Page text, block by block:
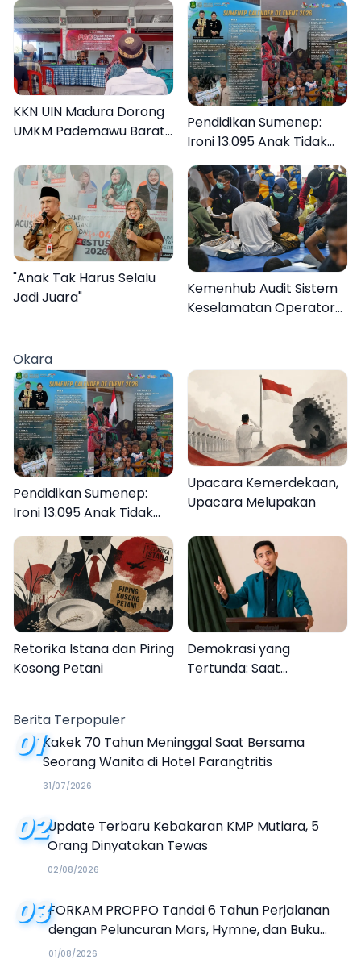
KKN UIN Madura Dorong
UMKM Pademawu Barat
Pendidikan Sumenep:
Ironi 13.095 Anak Tidak
Sekolah Menyaksikan
Semarak Festival
Kalender Event 2026
"Anak Tak Harus Selalu
Jadi Juara"
Kemenhub Audit Sistem
Keselamatan Operator
Okara
Pendidikan Sumenep:
Ironi 13.095 Anak Tidak
Sekolah Menyaksikan
Semarak Festival
Kalender Event 2026
Upacara Kemerdekaan,
Upacara Melupakan
Retorika Istana dan Piring
Kosong Petani
Demokrasi yang
Tertunda: Saat
Berita Terpopuler
01Kakek 70 Tahun Meninggal Saat Bersama
Seorang Wanita di Hotel Parangtritis
31/07/2026
02Update Terbaru Kebakaran KMP Mutiara, 5
Orang Dinyatakan Tewas
02/08/2026
03FORKAM PROPPO Tandai 6 Tahun Perjalanan
dengan Peluncuran Mars, Hymne, dan Buku
Organisasi
01/08/2026